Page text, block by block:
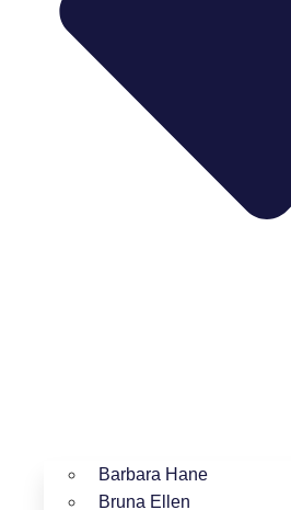
Barbara Hane
Bruna Ellen